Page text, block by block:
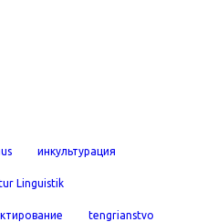
инкультурация
Linguistik
tengrianstvo